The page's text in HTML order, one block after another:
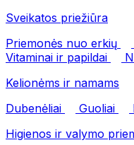
Sveikatos priežiūra
Priemonės nuo erkių
Vitaminai ir papildai
Kelionėms ir namams
Dubenėliai
Guoliai
Higienos ir valymo